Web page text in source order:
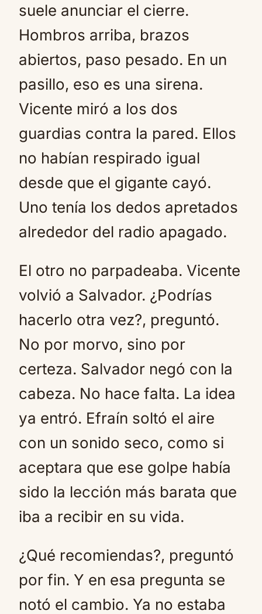
suele anunciar el cierre.
Hombros arriba, brazos
abiertos, paso pesado. En un
pasillo, eso es una sirena.
Vicente miró a los dos
guardias contra la pared. Ellos
no habían respirado igual
desde que el gigante cayó.
Uno tenía los dedos apretados
alrededor del radio apagado.
El otro no parpadeaba. Vicente
volvió a Salvador. ¿Podrías
hacerlo otra vez?, preguntó.
No por morvo, sino por
certeza. Salvador negó con la
cabeza. No hace falta. La idea
ya entró. Efraín soltó el aire
con un sonido seco, como si
aceptara que ese golpe había
sido la lección más barata que
iba a recibir en su vida.
¿Qué recomiendas?, preguntó
por fin. Y en esa pregunta se
notó el cambio. Ya no estaba